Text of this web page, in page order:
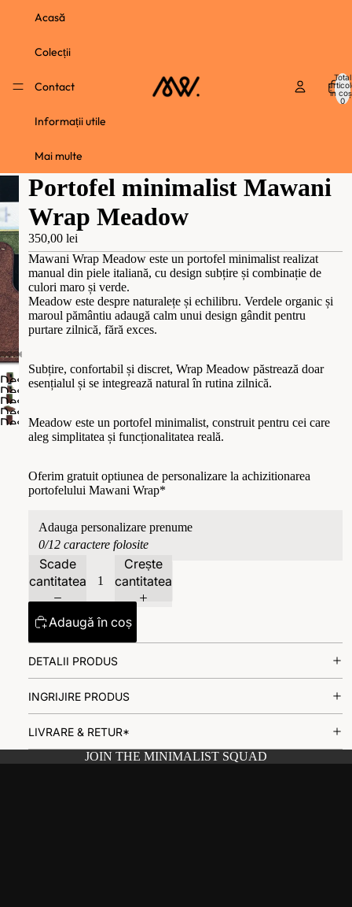
Acasă
Colecții
Contact
Informații utile
Mai multe
Total
în
0
Deschide
imaginea
în
modul
Deschide
imaginea
în
modul
complet
Deschide
imaginea
ecran
complet
Deschide
imaginea
ecran
complet
Deschide
imaginea
modul
ecran
Portofel minimalist Mawani
Wrap Meadow
350,00 lei
Mawani Wrap Meadow este un portofel minimalist realizat
manual din piele italiană, cu design subțire și combinație de
culori maro și verde.
Meadow este despre naturalețe și echilibru. Verdele organic și
maroul pământiu adaugă calm unui design gândit pentru
purtare zilnică, fără exces.
Subțire, confortabil și discret, Wrap Meadow păstrează doar
esențialul și se integrează natural în rutina zilnică.
Meadow este un portofel minimalist, construit pentru cei care
aleg simplitatea și funcționalitatea reală.
Oferim gratuit optiunea de personalizare la achizitionarea
portofelului Mawani Wrap*
0/12 caractere folosite
Scade
cantitatea
Crește
cantitatea
Adaugă în coș
DETALII PRODUS
INGRIJIRE PRODUS
LIVRARE & RETUR*
JOIN THE MINIMALIST SQUAD